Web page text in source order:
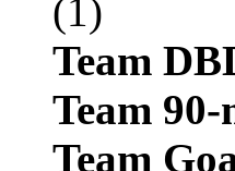
Team
Team
Team